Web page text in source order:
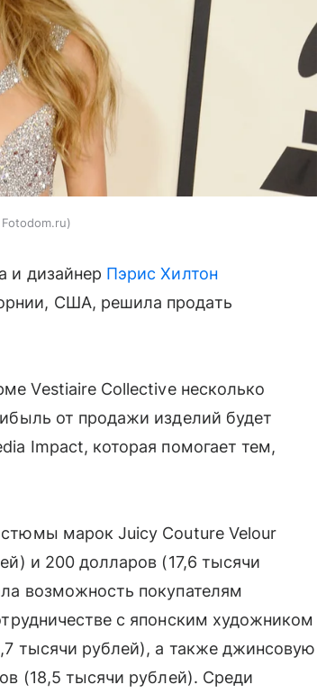
и дизайнер Пэрис Хилтон
США, решила продать
Vestiaire Collective несколько
от продажи изделий будет
Impact, которая помогает тем,
марок Juicy Couture Velour
и 200 долларов (17,6 тысячи
возможность покупателям
с японским художником
тысячи рублей), а также джинсовую
(18,5 тысячи рублей). Среди